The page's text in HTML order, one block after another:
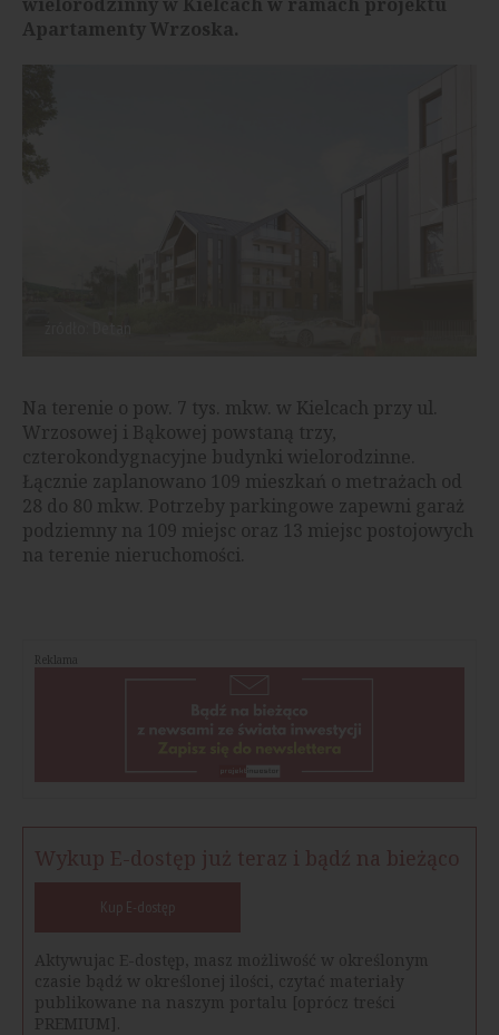
Apartamenty Wrzoska.
Na terenie o pow. 7 tys. mkw. w Kielcach przy ul.
Wrzosowej i Bąkowej powstaną trzy,
czterokondygnacyjne budynki wielorodzinne.
Łącznie zaplanowano 109 mieszkań o metrażach od
28 do 80 mkw. Potrzeby parkingowe zapewni garaż
podziemny na 109 miejsc oraz 13 miejsc postojowych
na terenie nieruchomości.
Reklama
Wykup E-dostęp już teraz i bądź na bieżąco
Kup E-dostęp
Aktywujac E-dostęp, masz możliwość w określonym
czasie bądź w określonej ilości, czytać materiały
publikowane na naszym portalu [oprócz treści
PREMIUM].